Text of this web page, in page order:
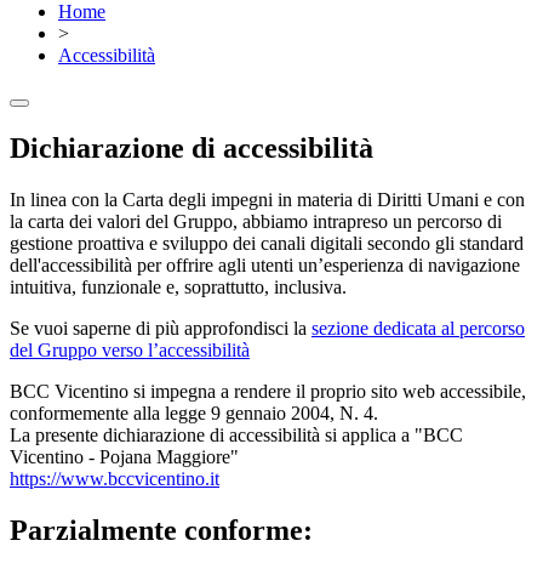
Home
>
Accessibilità
Dichiarazione di accessibilità
In linea con la Carta degli impegni in materia di Diritti Umani e con
la carta dei valori del Gruppo, abbiamo intrapreso un percorso di
gestione proattiva e sviluppo dei canali digitali secondo gli standard
dell'accessibilità per offrire agli utenti un’esperienza di navigazione
intuitiva, funzionale e, soprattutto, inclusiva.
Se vuoi saperne di più approfondisci la sezione dedicata al percorso
del Gruppo verso l’accessibilità
BCC Vicentino si impegna a rendere il proprio sito web accessibile,
conformemente alla legge 9 gennaio 2004, N. 4.
La presente dichiarazione di accessibilità si applica a "BCC
Vicentino - Pojana Maggiore"
https://www.bccvicentino.it
Parzialmente conforme: